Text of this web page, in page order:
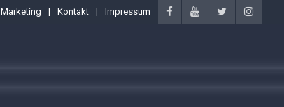
Marketing Kontakt Impressum